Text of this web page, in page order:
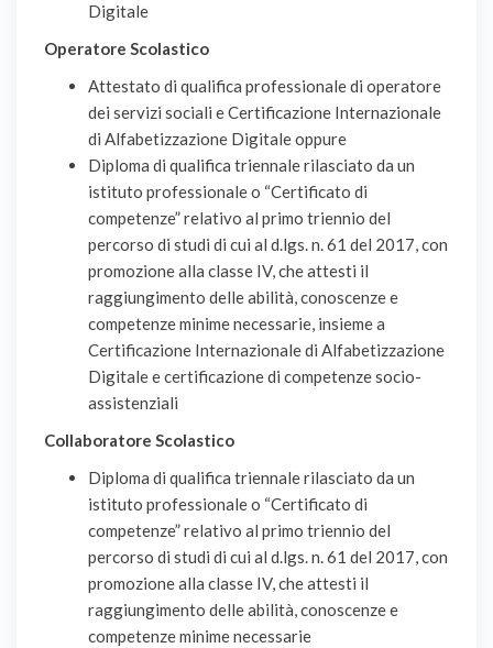
Digitale
Operatore Scolastico
Attestato di qualifica professionale di operatore
dei servizi sociali e Certificazione Internazionale
di Alfabetizzazione Digitale oppure
Diploma di qualifica triennale rilasciato da un
istituto professionale o “Certificato di
competenze” relativo al primo triennio del
percorso di studi di cui al d.lgs. n. 61 del 2017, con
promozione alla classe IV, che attesti il
raggiungimento delle abilità, conoscenze e
competenze minime necessarie, insieme a
Certificazione Internazionale di Alfabetizzazione
Digitale e certificazione di competenze socio-
assistenziali
Collaboratore Scolastico
Diploma di qualifica triennale rilasciato da un
istituto professionale o “Certificato di
competenze” relativo al primo triennio del
percorso di studi di cui al d.lgs. n. 61 del 2017, con
promozione alla classe IV, che attesti il
raggiungimento delle abilità, conoscenze e
competenze minime necessarie